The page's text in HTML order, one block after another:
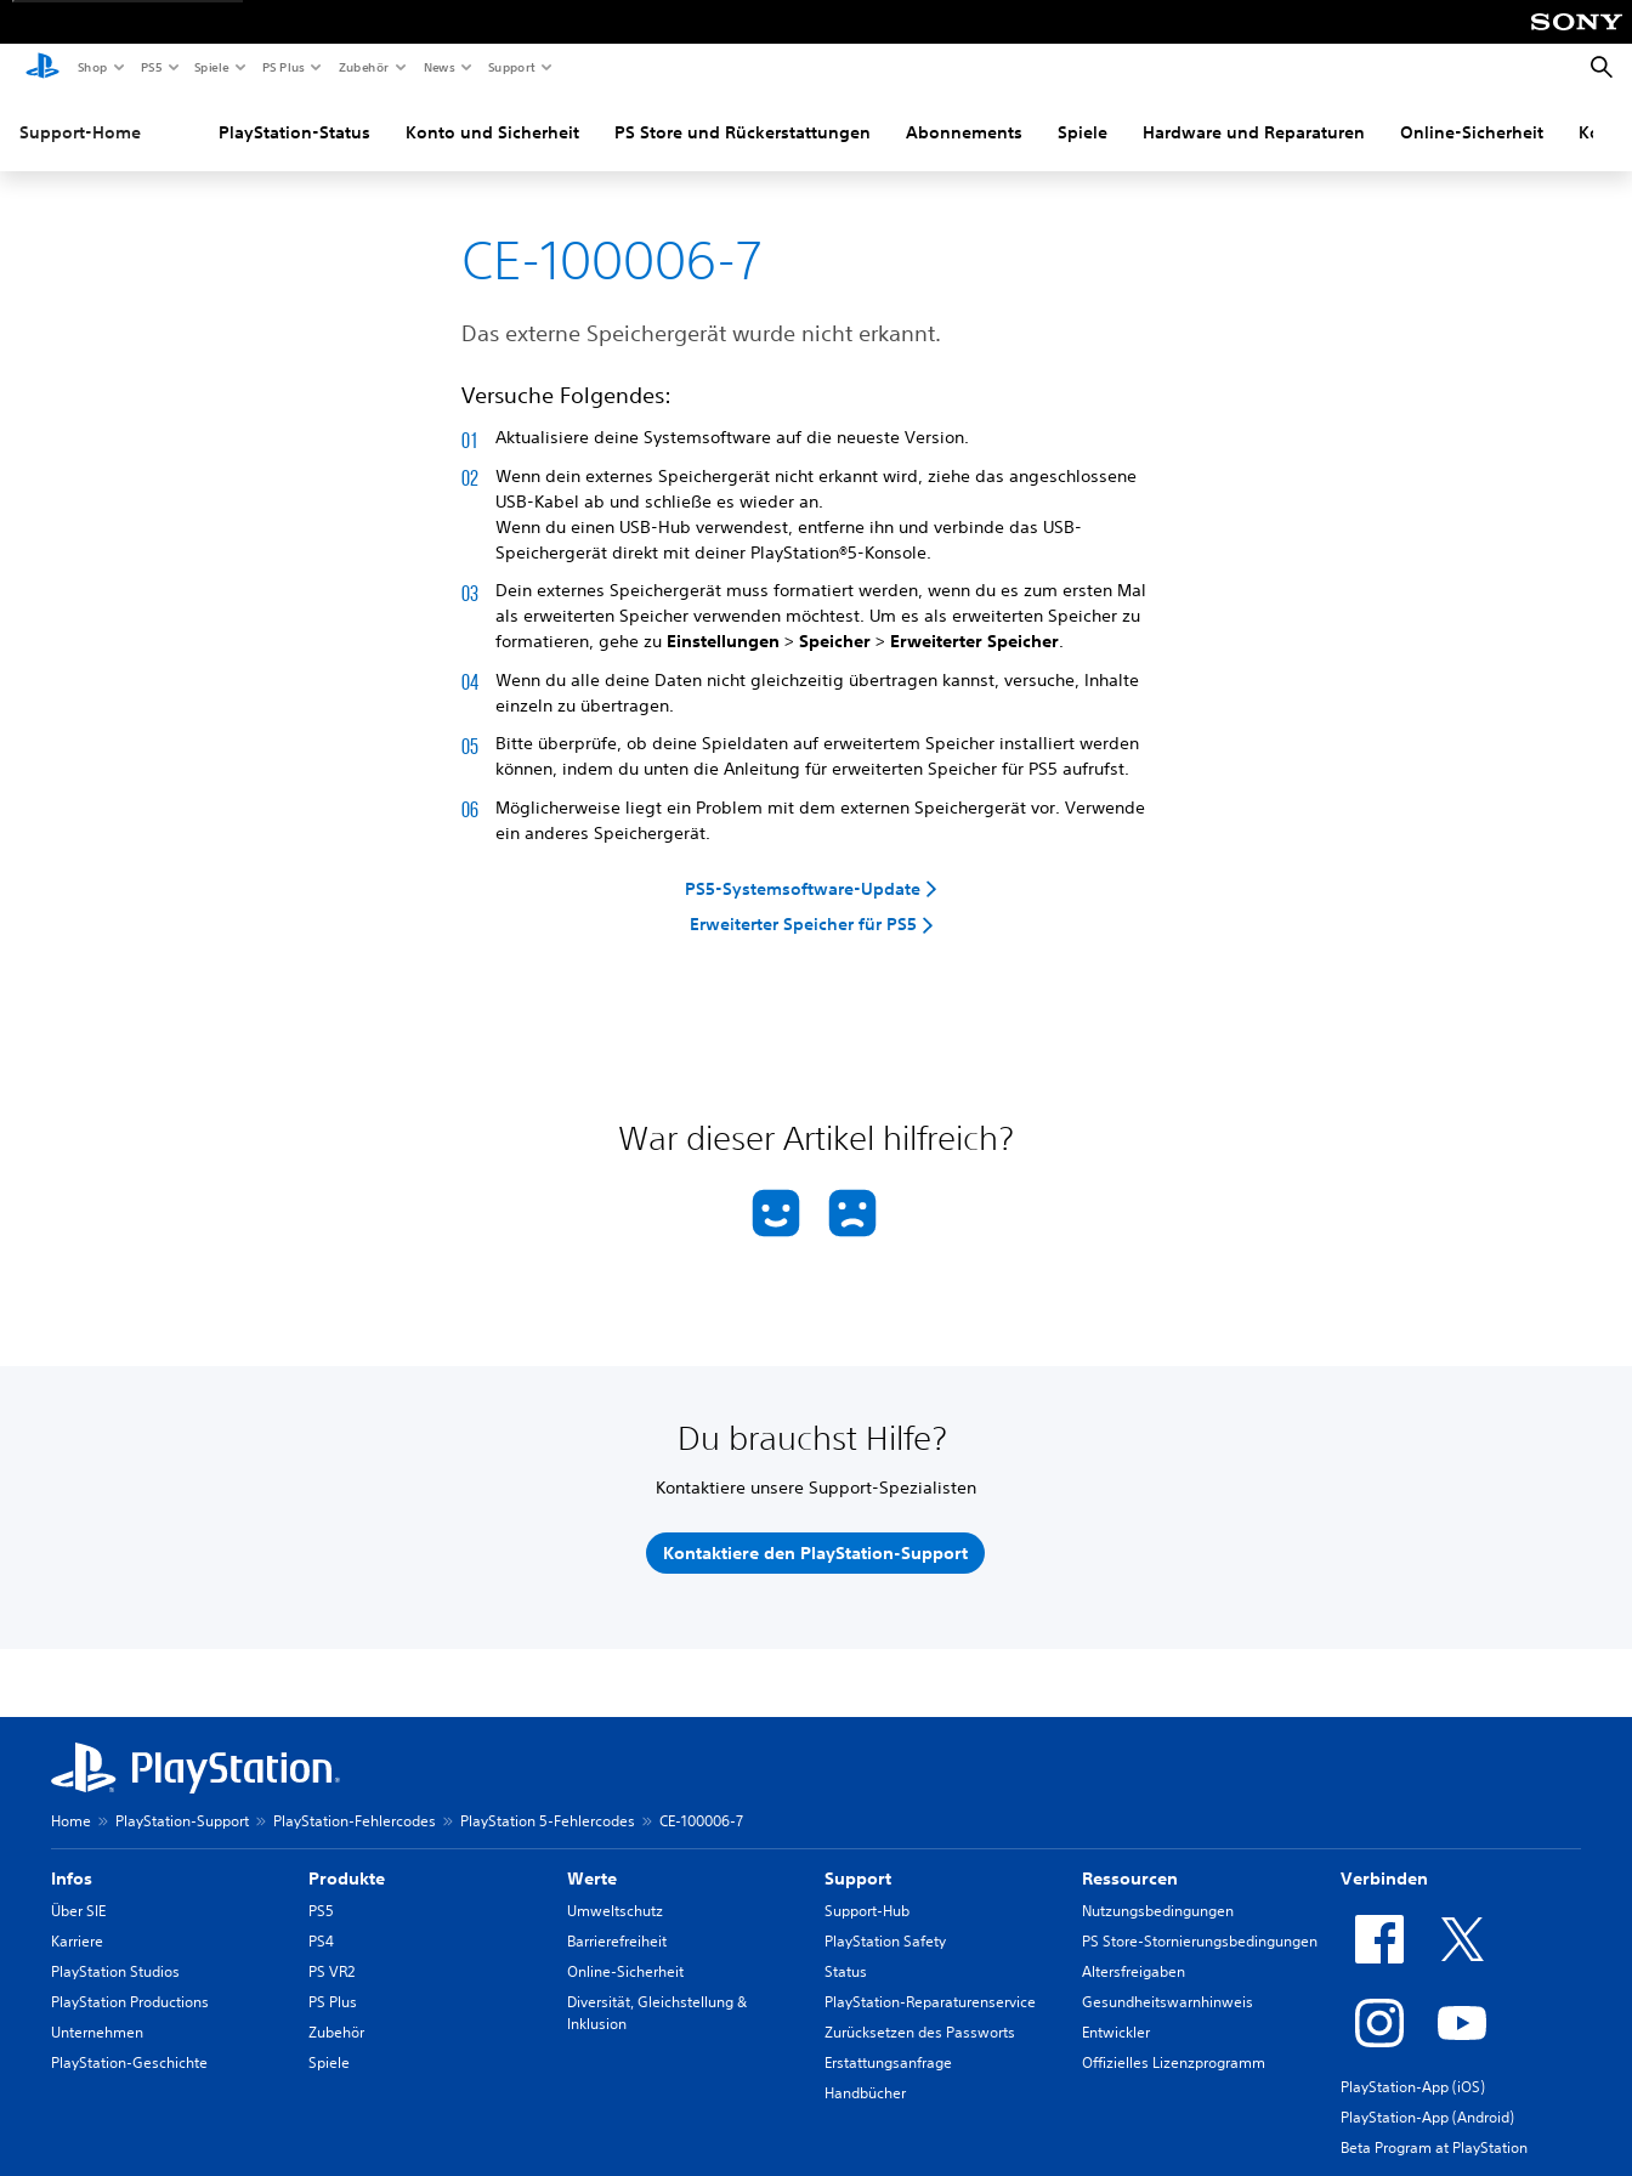
Shop PS5 Spiele PS Plus Zubehör News Support
Support-Home PlayStation-Status Konto und Sicherheit PS Store und Rückerstattungen Abonnements Spiele Hardware und Reparaturen Online-Sicherheit
CE-100006-7
Das externe Speichergerät wurde nicht erkannt.
Versuche Folgendes:
Aktualisiere deine Systemsoftware auf die neueste Version.
Wenn dein externes Speichergerät nicht erkannt wird, ziehe das angeschlossene
USB-Kabel ab und schließe es wieder an.
Wenn du einen USB-Hub verwendest, entferne ihn und verbinde das USB-
Speichergerät direkt mit deiner PlayStation®5-Konsole.
Dein externes Speichergerät muss formatiert werden, wenn du es zum ersten Mal
als erweiterten Speicher verwenden möchtest. Um es als erweiterten Speicher zu
formatieren, gehe zu Einstellungen>Speicher > Erweiterter Speicher.
Wenn du alle deine Daten nicht gleichzeitig übertragen kannst, versuche, Inhalte
einzeln zu übertragen.
Bitte überprüfe, ob deine Spieldaten auf erweitertem Speicher installiert werden
können, indem du unten die Anleitung für erweiterten Speicher für PS5 aufrufst.
Möglicherweise liegt ein Problem mit dem externen Speichergerät vor. Verwende
ein anderes Speichergerät.
PS5-Systemsoftware-Update
Erweiterter Speicher für PS5
War dieser Artikel hilfreich?
Du brauchst Hilfe?
Kontaktiere unsere Support-Spezialisten
Kontaktiere den PlayStation-Support
Home PlayStation-Support PlayStation-Fehlercodes PlayStation 5-Fehlercodes CE-100006-7
Infos
Über SIE
Karriere
PlayStation Studios
PlayStation Productions
Unternehmen
PlayStation-Geschichte
Produkte
PS5
PS4
PS VR2
PS Plus
Zubehör
Spiele
Werte
Umweltschutz
Barrierefreiheit
Online-Sicherheit
Diversität, Gleichstellung &
Inklusion
Support
Support-Hub
PlayStation Safety
Status
PlayStation-Reparaturenservice
Zurücksetzen des Passworts
Erstattungsanfrage
Handbücher
Ressourcen
Nutzungsbedingungen
PS Store-Stornierungsbedingungen
Altersfreigaben
Gesundheitswarnhinweis
Entwickler
Offizielles Lizenzprogramm
Verbinden
PlayStation-App (iOS)
PlayStation-App (Android)
Beta Program at PlayStation